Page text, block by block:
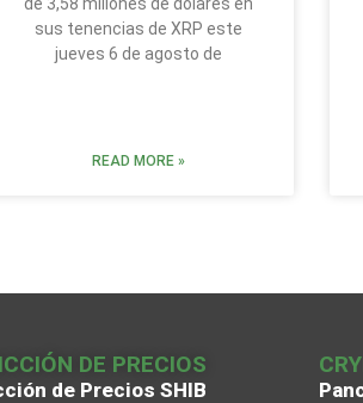
sus tenencias de XRP este
jueves 6 de agosto de
READ MORE »
DE PRECIOS
de Precios SHIB